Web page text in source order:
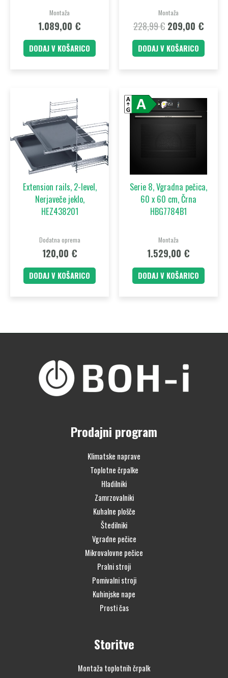
Montaža
1.089,00 €
DODAJ V KOŠARICO
Montaža
228,99€ 209,00 €
DODAJ V KOŠARICO
Extension rails, 2-level,
Nerjaveče jeklo,
HEZ438201
Dodatna oprema
120,00 €
DODAJ V KOŠARICO
Serie 8, Vgradna pečica,
60 x 60 cm, Črna
HBG7784B1
Montaža
1.529,00 €
DODAJ V KOŠARICO
Prodajni program
Klimatske naprave
Toplotne črpalke
Hladilniki
Zamrzovalniki
Kuhalne plošče
Štedilniki
Vgradne pečice
Mikrovalovne pečice
Pralni stroji
Pomivalni stroji
Kuhinjske nape
Prosti čas
Storitve
Montaža toplotnih črpalk